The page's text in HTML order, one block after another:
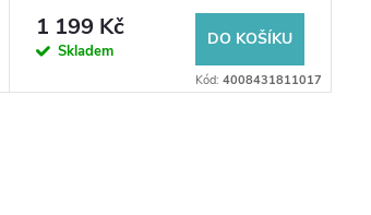
1 199 Kč
Skladem
DO KOŠÍKU
Kód: 4008431811017